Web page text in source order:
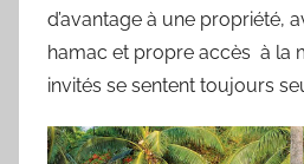
d’avantage à une propriété,
hamac et propre accès à la
invités se sentent toujours